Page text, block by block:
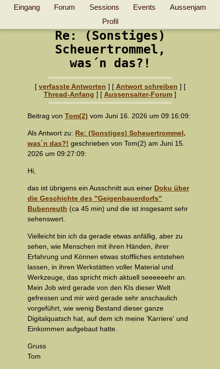
Eingang Forum Sessions Events
Aussenjam
Profil
Re: (Sonstiges)
Scheuertrommel,
was´n das?!
[ verfasste Antworten ] [ Antwort schreiben ] [
Thread-Anfang ] [ Aussensaiter-Forum ]
Beitrag von Tom(2) vom Juni 16. 2026 um 09:16:09:
Als Antwort zu: Re: (Sonstiges) Scheuertrommel,
was´n das?! geschrieben von Tom(2) am Juni 15.
2026 um 09:27:09:
Hi,
das ist übrigens ein Ausschnitt aus einer Doku über
die Geschichte des "Geigenbauerdorfs"
Bubenreuth (ca 45 min) und die ist insgesamt sehr
sehenswert.
Vielleicht bin ich da gerade etwas anfällig, aber zu
sehen, wie Menschen mit ihren Händen, ihrer
Erfahrung und Können etwas stoffliches entstehen
lassen, in ihren Werkstätten voller Material und
Werkzeuge, das spricht mich aktuell seeeeeehr an.
Mein Job wird gerade von den KIs dieser Welt
gefressen und mir wird gerade sehr anschaulich
vorgeführt, wie wenig Bestand dieser ganze
Digitalquatsch hat, auf dem ich meine 'Karriere' und
Einkommen aufgebaut hatte.
Gruss
Tom